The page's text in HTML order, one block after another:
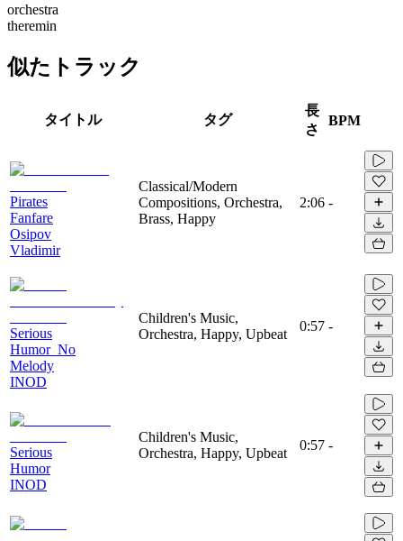
orchestra
theremin
似たトラック
タイトル タグ
長
さ
BPM
Pirates
Fanfare
Osipov
Vladimir
Classical/Modern
Compositions, Orchestra,
Brass, Happy
2:06 -
Serious
Humor_No
Melody
INOD
Children's Music,
Orchestra, Happy, Upbeat
0:57 -
Serious
Humor
INOD
Children's Music,
Orchestra, Happy, Upbeat
0:57 -